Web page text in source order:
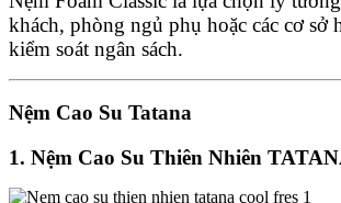
khách, phòng ngủ phụ hoặc các cơ sở
kiểm soát ngân sách.
Nệm Cao Su Tatana
1. Nệm Cao Su Thiên Nhiên